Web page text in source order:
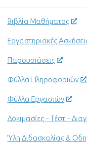
Βιβλία Μαθήματος
Εργαστηριακές
Παρουσιάσεις
Φύλλα Πληροφοριών
Φύλλα Εργασιών
Δοκιμασίες – Τέστ –
Ύλη Διδασκαλίας &